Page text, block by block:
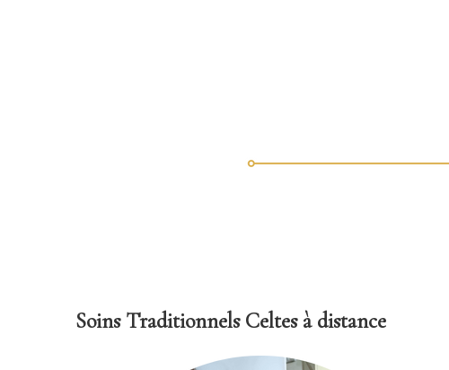
Soins Traditionnels Celtes à distance